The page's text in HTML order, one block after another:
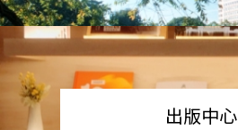
出版中心